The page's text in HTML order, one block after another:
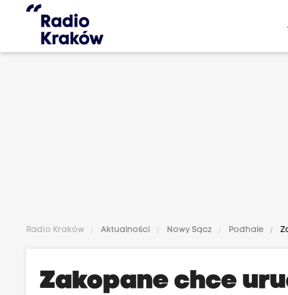
Radio Kraków Aktualności Nowy Sącz Podhale
Zakopane chce